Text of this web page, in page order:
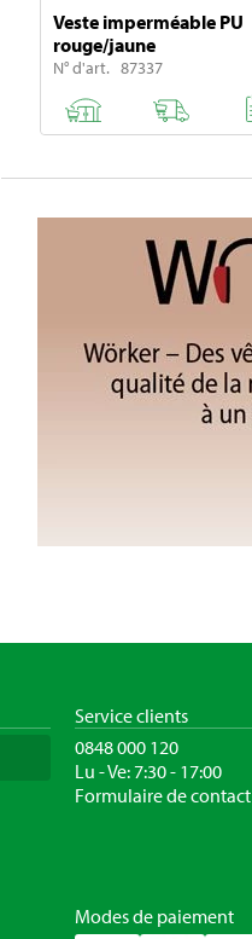
Veste imperméable PU
rouge/jaune
N° d'art. 87337
Service clients
0848 000 120
Lu - Ve: 7:30 - 17:00
Formulaire de contact
Modes de paiement